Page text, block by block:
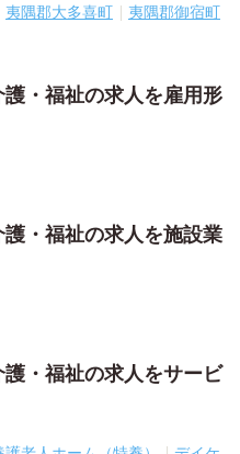
夷隅郡大多喜町
夷隅郡御宿町
・福祉の求人を雇用形
・福祉の求人を施設業
・福祉の求人をサービ